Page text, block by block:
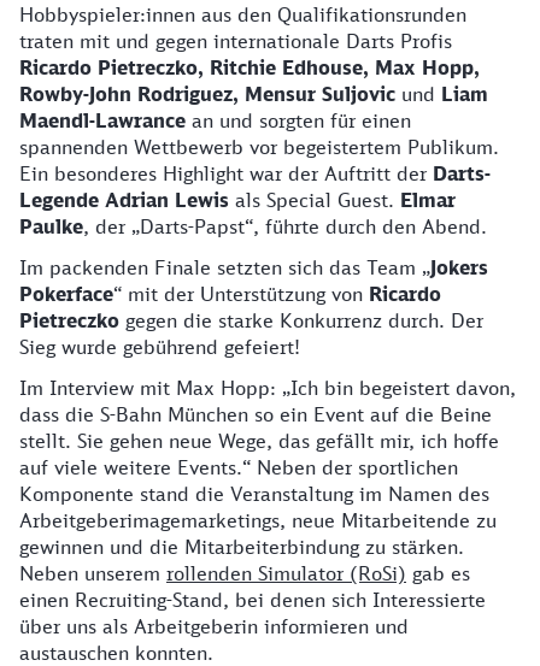
Hobbyspieler:innen aus den Qualifikationsrunden
traten mit und gegen internationale Darts Profis
Ricardo Pietreczko, Ritchie Edhouse, Max Hopp,
Rowby-John Rodriguez, Mensur Suljovic und Liam
Maendl-Lawrance an und sorgten für einen
spannenden Wettbewerb vor begeistertem Publikum.
Ein besonderes Highlight war der Auftritt der Darts-
Legende Adrian Lewis als Special Guest. Elmar
Paulke, der „Darts-Papst“, führte durch den Abend.
Im packenden Finale setzten sich das Team „Jokers
Pokerface“ mit der Unterstützung von Ricardo
Pietreczko gegen die starke Konkurrenz durch. Der
Sieg wurde gebührend gefeiert!
Im Interview mit Max Hopp: „Ich bin begeistert davon,
dass die S-Bahn München so ein Event auf die Beine
stellt. Sie gehen neue Wege, das gefällt mir, ich hoffe
auf viele weitere Events.“ Neben der sportlichen
Komponente stand die Veranstaltung im Namen des
Arbeitgeberimagemarketings, neue Mitarbeitende zu
gewinnen und die Mitarbeiterbindung zu stärken.
Neben unserem rollenden Simulator (RoSi) gab es
einen Recruiting-Stand, bei denen sich Interessierte
über uns als Arbeitgeberin informieren und
austauschen konnten.